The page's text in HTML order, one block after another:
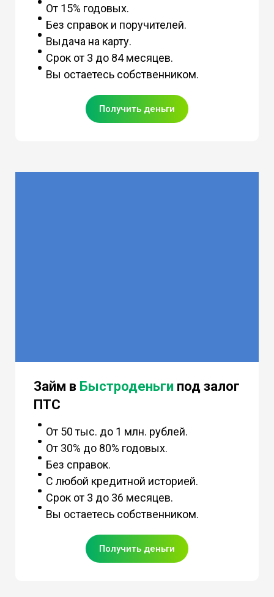
От 15% годовых.
Без справок и поручителей.
Выдача на карту.
Срок от 3 до 84 месяцев.
Вы остаетесь собственником.
Получить деньги
Займ в Быстроденьги под залог
ПТС
От 50 тыс. до 1 млн. рублей.
От 30% до 80% годовых.
Без справок.
С любой кредитной историей.
Срок от 3 до 36 месяцев.
Вы остаетесь собственником.
Получить деньги